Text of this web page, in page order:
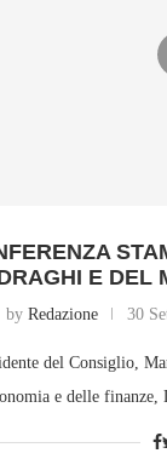
E DEL
by Redazione 30
del Consiglio,
e delle finanze,